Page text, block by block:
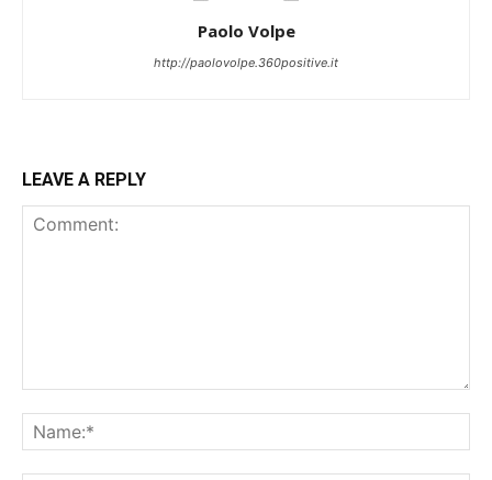
Paolo Volpe
http://paolovolpe.360positive.it
LEAVE A REPLY